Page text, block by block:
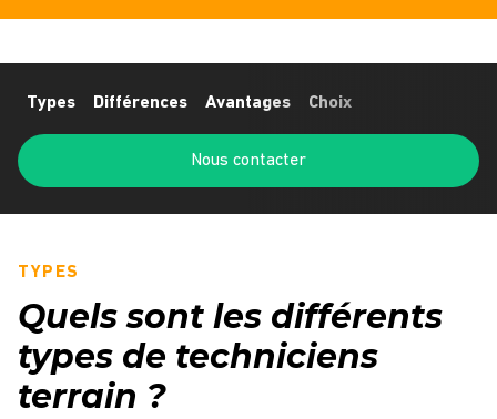
Types Différences Avantages Choix
Nous contacter
TYPES
Quels sont les différents
types de techniciens
terrain ?